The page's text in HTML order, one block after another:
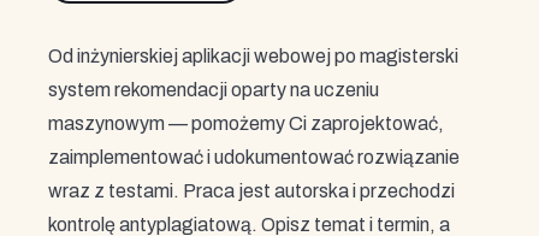
Od inżynierskiej aplikacji webowej po magisterski
system rekomendacji oparty na uczeniu
maszynowym — pomożemy Ci zaprojektować,
zaimplementować i udokumentować rozwiązanie
wraz z testami. Praca jest autorska i przechodzi
kontrolę antyplagiatową. Opisz temat i termin, a